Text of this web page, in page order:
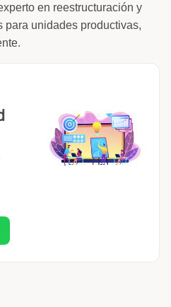
en reestructuración y
para unidades productivas,